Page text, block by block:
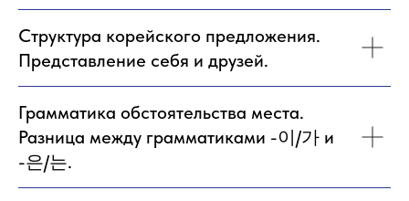
Структура корейского предложения.
Представление себя и друзей.
Грамматика обстоятельства места.
Разница между грамматиками -이/가 и
-은/는.